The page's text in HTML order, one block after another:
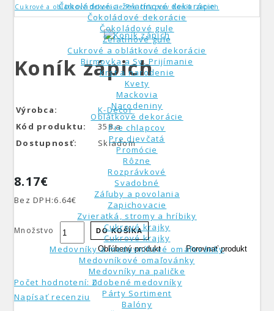
Čokoládové a želatínové dekorácie
Čokoládové dekorácie
Čokoládové gule
Želatínové gule
Cukrové a oblátkové dekorácie
Birmovka a Sv. Prijímanie
Krst a narodenie
Kvety
Mackovia
Narodeniny
Oblátkové dekorácie
Pre chlapcov
Pre dievčatá
Promócie
Rôzne
Rozprávkové
Svadobné
Záľuby a povolania
Zapichovacie
Zvieratká, stromy a hríbiky
Cukrové krajky
Cukrové krajky
Medovníky a medovníkové omaľovánky
Medovníkové omaľovánky
Medovníky na paličke
Zdobené medovníky
Párty Sortiment
Balóny
Cukrové a oblátkové dekorácie Pre chlapcov Koník zápich
Koník zápich
Výrobca:
K-Decor
Kód produktu:
358.a
Dostupnosť:
Skladom
8.17€
Bez DPH:6.64€
Množstvo DO KOŠÍKA
Obľúbený produkt Porovnať produkt
Počet hodnotení: 0
Napísať recenziu